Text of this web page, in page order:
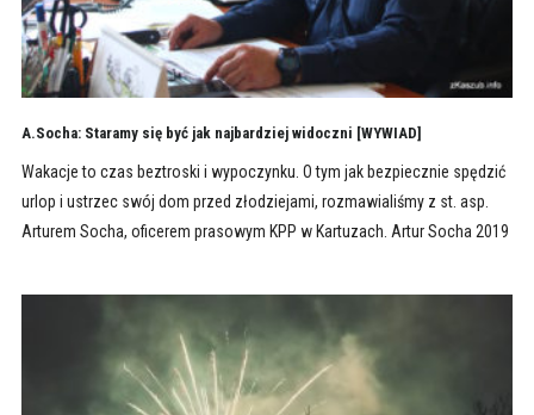
A.Socha: Staramy się być jak najbardziej widoczni [WYWIAD]
Wakacje to czas beztroski i wypoczynku. O tym jak bezpiecznie spędzić
urlop i ustrzec swój dom przed złodziejami, rozmawialiśmy z st. asp.
Arturem Socha, oficerem prasowym KPP w Kartuzach. Artur Socha 2019